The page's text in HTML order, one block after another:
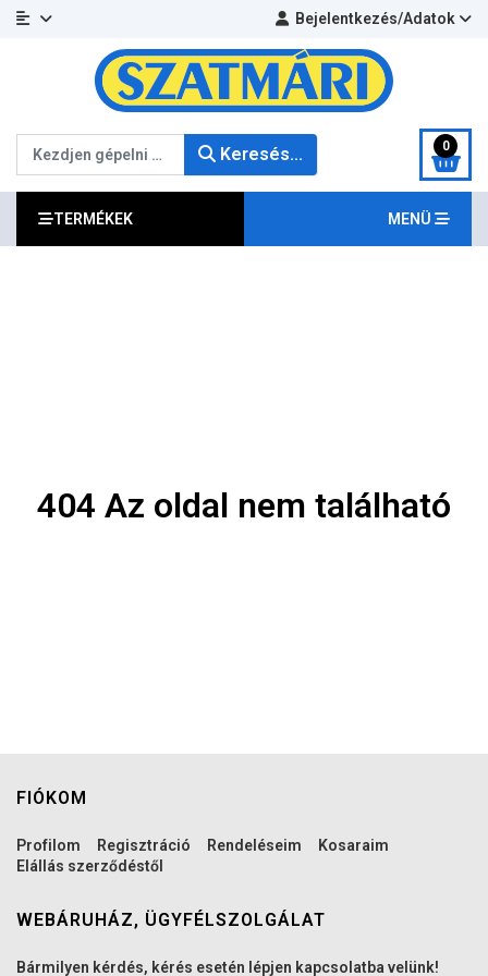
Bejelentkezés/Adatok
Keresés... 0
TERMÉKEK MENÜ
404 Az oldal nem található
FIÓKOM
Profilom Regisztráció Rendeléseim
Kosaraim
Elállás szerződéstől
WEBÁRUHÁZ, ÜGYFÉLSZOLGÁLAT
Bármilyen kérdés, kérés esetén lépjen kapcsolatba velünk!